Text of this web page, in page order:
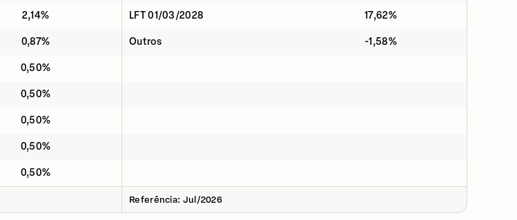
2,14% LFT 01/03/2028 17,62%
0,87% Outros -1,58%
0,50%
0,50%
0,50%
0,50%
0,50%
Referência: Jul/2026